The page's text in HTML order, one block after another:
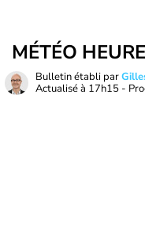
MÉTÉO
Bulletin établi par
Actualisé à 17h15 -